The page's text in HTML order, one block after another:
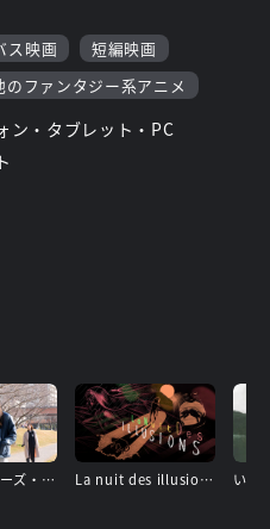
ス映画
短編映画
のファンタジー系アニメ
ン・タブレット・PC
ディス・イヤーズ・モデル La nuit des illusions〜迷走の夜〜 いず